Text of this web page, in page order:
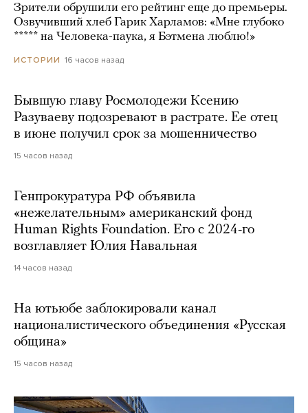
Зрители обрушили его рейтинг еще до премьеры.
Озвучивший хлеб Гарик Харламов: «Мне глубоко
***** на Человека-паука, я Бэтмена люблю!»
ИСТОРИИ 16 часов назад
Бывшую главу Росмолодежи Ксению
Разуваеву подозревают в растрате. Ее отец
в июне получил срок за мошенничество
15 часов назад
Генпрокуратура РФ объявила
«нежелательным» американский фонд
Human Rights Foundation. Его с 2024-го
возглавляет Юлия Навальная
14 часов назад
На ютьюбе заблокировали канал
националистического объединения «Русская
община»
15 часов назад